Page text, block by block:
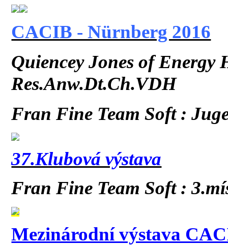
CACIB - Nürnberg 2016
Quiencey Jones of Energy
Res.Anw.Dt.Ch.VDH
Fran Fine Team Soft :
37.Klubová výstava
Fran Fine Team Soft :
Mezinárodní výstava